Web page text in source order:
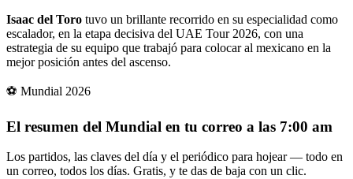
Isaac del Toro tuvo un brillante recorrido en su especialidad como
escalador, en la etapa decisiva del UAE Tour 2026, con una
estrategia de su equipo que trabajó para colocar al mexicano en la
mejor posición antes del ascenso.
⚽ Mundial 2026
El resumen del Mundial en tu correo a las 7:00 am
Los partidos, las claves del día y el periódico para hojear — todo en
un correo, todos los días. Gratis, y te das de baja con un clic.